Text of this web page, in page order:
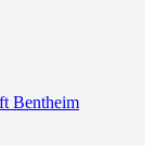
Bentheim